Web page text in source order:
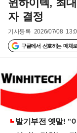
윈하이텍, 최
자 결정
기사등록 2026/07/08
구글에서 선호하는 매체